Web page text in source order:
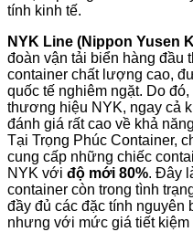
tính kinh tế.
NYK Line (Nippon Yusen
đoàn vận tải biển hàng đầu
container chất lượng cao,
quốc tế nghiêm ngặt. Do
thương hiệu NYK, ngay cả
đánh giá rất cao về khả
Tại Trọng Phúc Container,
cung cấp những chiếc
NYK với độ mới 80%. Đây
container còn trong tình
đầy đủ các đặc tính nguyên
nhưng với mức giá tiết